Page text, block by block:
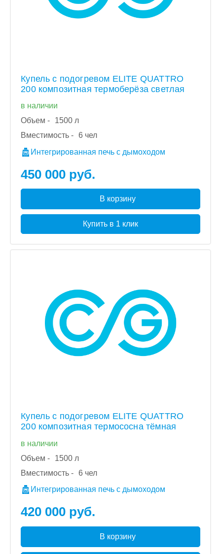
Купель с подогревом ELITE QUATTRO
200 композитная термоберёза светлая
в наличии
Объем -
1500 л
Вместимость - 6 чел
Интегрированная печь с дымоходом
450 000 руб.
В корзину
Купить в 1 клик
Купель с подогревом ELITE QUATTRO
200 композитная термососна тёмная
в наличии
Объем -
1500 л
Вместимость - 6 чел
Интегрированная печь с дымоходом
420 000 руб.
В корзину